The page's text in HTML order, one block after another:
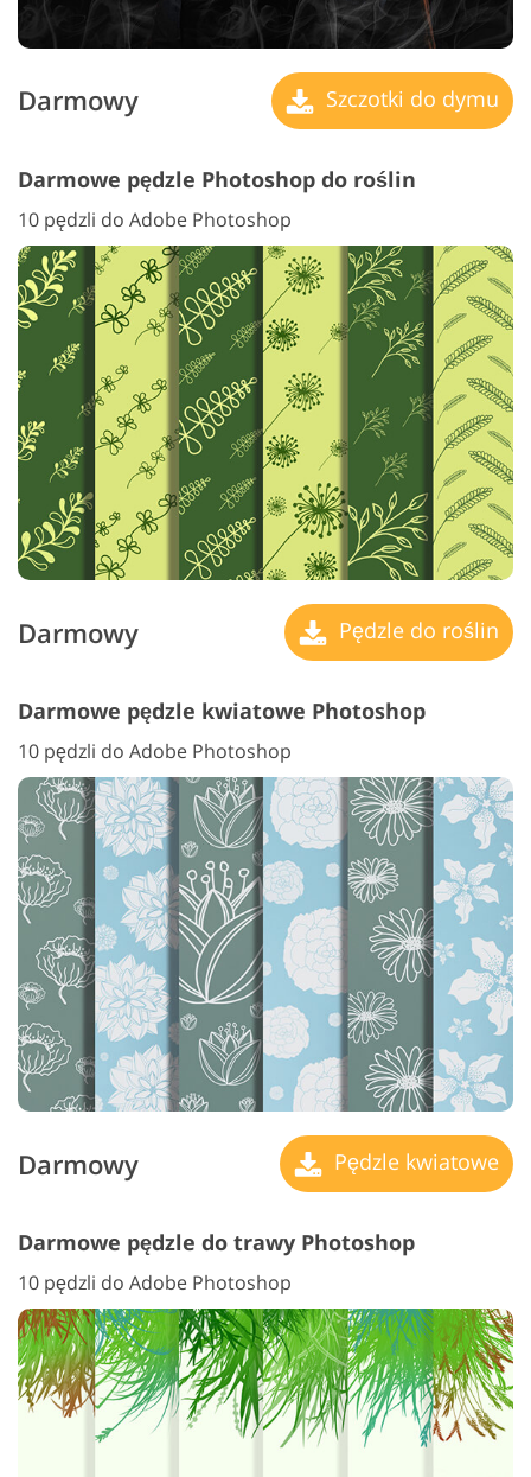
Darmowy Szczotki do dymu
Darmowe pędzle Photoshop do roślin
10 pędzli do Adobe Photoshop
Darmowy Pędzle do roślin
Darmowe pędzle kwiatowe Photoshop
10 pędzli do Adobe Photoshop
Darmowy Pędzle kwiatowe
Darmowe pędzle do trawy Photoshop
10 pędzli do Adobe Photoshop